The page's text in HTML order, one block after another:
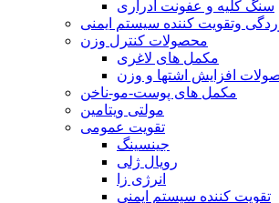
سنگ کلیه و عفونت ادراری
وتقویت کننده سیستم ایمنی
محصولات کنترل وزن
مکمل های لاغری
افزایش اشتها و وزن
مکمل های پوست-مو-ناخن
مولتی ویتامین
تقویت عمومی
جینسینگ
رویال ژلی
انرژی زا
تقویت کننده سیستم ایمنی